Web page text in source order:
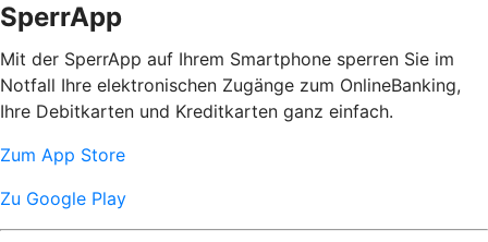
SperrApp
Mit der SperrApp auf Ihrem Smartphone sperren Sie im
Notfall Ihre elektronischen Zugänge zum OnlineBanking,
Ihre Debitkarten und Kreditkarten ganz einfach.
Zum App Store
Zu Google Play